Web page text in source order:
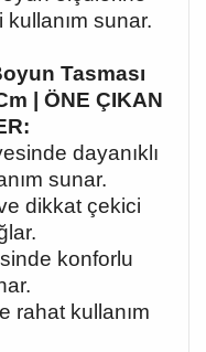
sunar.
Tasması
| ÖNE ÇIKAN
dayanıklı
sunar.
dikkat çekici
konforlu
rahat kullanım